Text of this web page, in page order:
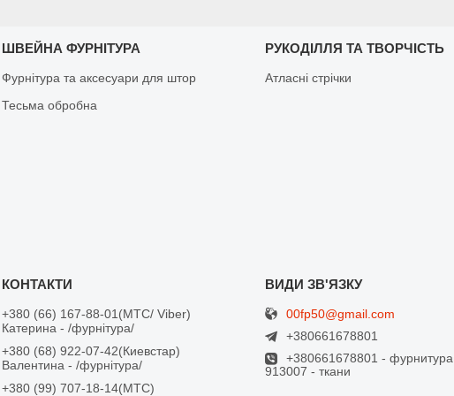
ШВЕЙНА ФУРНІТУРА
Фурнітура та аксесуари для штор
Тесьма обробна
РУКОДІЛЛЯ ТА ТВОРЧІСТЬ
Атласні стрічки
+380 (66) 167-88-01 МТС/ Viber
Катерина - /фурнітура/
+380 (68) 922-07-42 Киевстар
Валентина - /фурнітура/
+380 (99) 707-18-14 МТС
00fp50@gmail.com
+380661678801
+380661678801 -
913007 - ткани